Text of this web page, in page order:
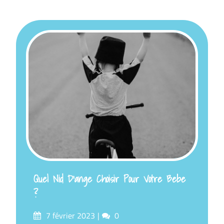
Quel Nid D’ange Choisir Pour Votre Bebe
?
Posted7 février 2023 Comments
0